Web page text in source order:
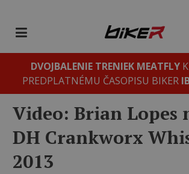
DVOJBALENIE TRENIEK MEATFLYK
PREDPLATNÉMU ČASOPISU BIKER
Video: Brian Lopes
DH Crankworx
2013